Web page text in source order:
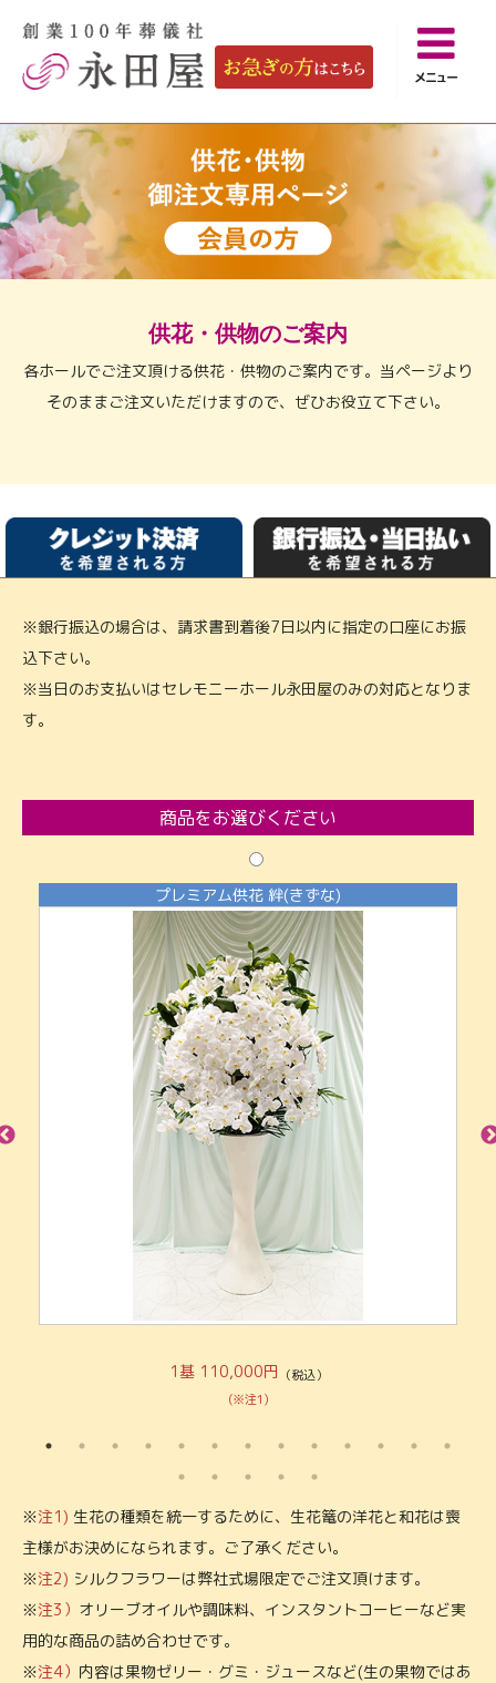
メニュー
供花・供物のご案内
各ホールでご注文頂ける供花・供物のご案内です。 当ページより
そのままご注文いただけますので、ぜひお役立て下さい。
※銀行振込の場合は、請求書到着後7日以内に指定の口座にお振
込下さい。
※当日のお支払いはセレモニーホール永田屋のみの対応となりま
す。
商品をお選びください
プレミアム供花 絆(きずな)
1基 110,000円 （税込）
(※注1)
※注1) 生花の種類を統一するために、生花篭の洋花と和花は喪
主様がお決めになられます。ご了承ください。
※注2) シルクフラワーは弊社式場限定でご注文頂けます。
※注3） オリーブオイルや調味料、インスタントコーヒーなど実
用的な商品の詰め合わせです。
※注4） 内容は果物ゼリー・グミ・ジュースなど(生の果物ではあ